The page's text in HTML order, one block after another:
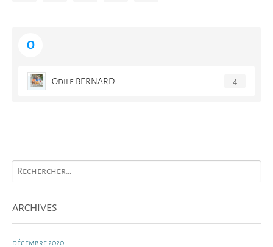
O
Odile BERNARD 4
ARCHIVES
décembre 2020